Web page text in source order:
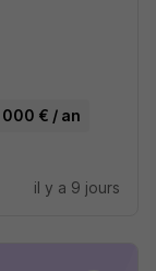
€ / an
il y a 9 jours